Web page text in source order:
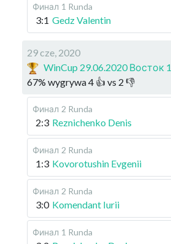
Финал 1 Runda
3:1 Gedz Valentin
29 cze, 2020
WinCup 29.06.2020 Восток 1
67% wygrywa4 👍 vs 2 👎
Финал 2 Runda
2:3 Reznichenko Denis
Финал 2 Runda
1:3 Kovorotushin Evgenii
Финал 2 Runda
3:0 Komendant Iurii
Финал 1 Runda